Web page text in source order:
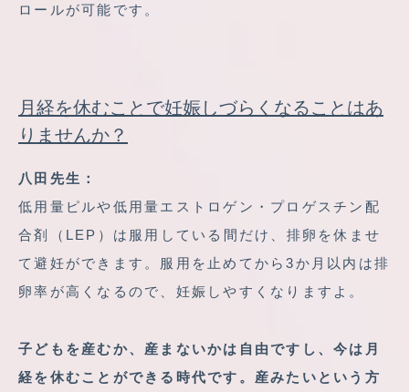
ロールが可能です。
月経を休むことで妊娠しづらくなることはあ
りませんか？
八田先生：
低用量ピルや低用量エストロゲン・プロゲスチン配
合剤（LEP）は服用している間だけ、排卵を休ませ
て避妊ができます。服用を止めてから3か月以内は排
卵率が高くなるので、妊娠しやすくなりますよ。
子どもを産むか、産まないかは自由ですし、今は月
経を休むことができる時代です。産みたいという方